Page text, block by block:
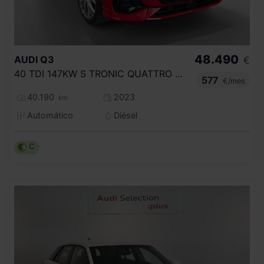
AUDI Q3
40 TDI 147KW S TRONIC QUATTRO BLACK LINE
40.190 km
2023
Automático
Diésel
48.490 €
577
€/mes
C